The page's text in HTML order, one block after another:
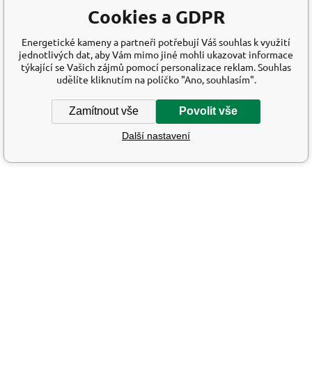
Cookies a GDPR
Energetické kameny a partneři potřebují Váš souhlas k využití
jednotlivých dat, aby Vám mimo jiné mohli ukazovat informace
týkající se Vašich zájmů pomocí personalizace reklam. Souhlas
udělíte kliknutím na políčko "Ano, souhlasím".
Zamítnout vše Povolit vše
Další nastavení